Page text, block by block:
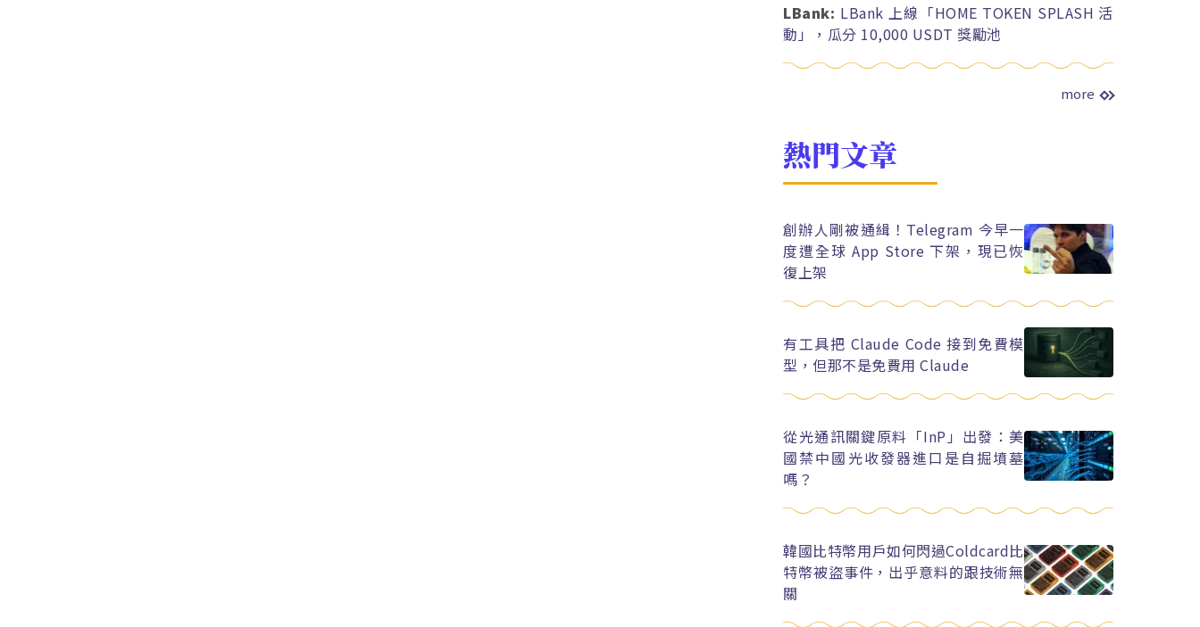
LBank: LBank 上線「HOME TOKEN SPLASH 活
動」，瓜分 10,000 USDT 獎勵池
more
熱門文章
創辦人剛被通緝！Telegram 今早一
度遭全球 App Store 下架，現已恢
復上架
有工具把 Claude Code 接到免費模
型，但那不是免費用 Claude
從光通訊關鍵原料「InP」出發：美
國禁中國光收發器進口是自掘墳墓
嗎？
韓國比特幣用戶如何閃過Coldcard比
特幣被盜事件，出乎意料的跟技術無
關